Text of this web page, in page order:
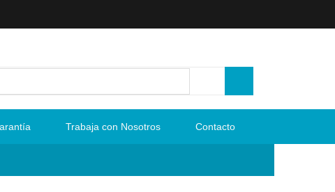
Trabaja con Nosotros Contacto